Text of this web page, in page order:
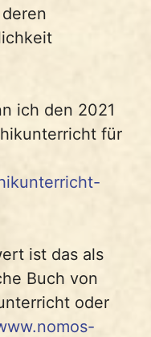
ich den 2021
für
ist das als
Buch von
oder